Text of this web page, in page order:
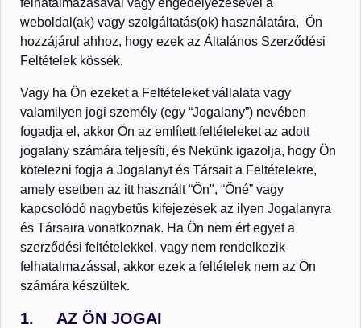
felhatalmazásával vagy engedélyezésével a
weboldal(ak) vagy szolgáltatás(ok) használatára, Ön
hozzájárul ahhoz, hogy ezek az Általános Szerződési
Feltételek kössék.
Vagy ha Ön ezeket a Feltételeket vállalata vagy
valamilyen jogi személy (egy “Jogalany”) nevében
fogadja el, akkor Ön az említett feltételeket az adott
jogalany számára teljesíti, és Nekünk igazolja, hogy Ön
kötelezni fogja a Jogalanyt és Társait a Feltételekre,
amely esetben az itt használt “Ön", “Öné” vagy
kapcsolódó nagybetűs kifejezések az ilyen Jogalanyra
és Társaira vonatkoznak. Ha Ön nem ért egyet a
szerződési feltételekkel, vagy nem rendelkezik
felhatalmazással, akkor ezek a feltételek nem az Ön
számára készültek.
AZ ÖN JOGAI